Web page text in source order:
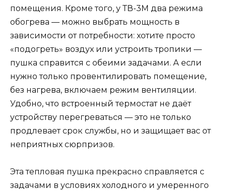
помещения. Кроме того, у ТВ-3М два режима
обогрева — можно выбрать мощность в
зависимости от потребности: хотите просто
«подогреть» воздух или устроить тропики —
пушка справится с обеими задачами. А если
нужно только провентилировать помещение,
без нагрева, включаем режим вентиляции.
Удобно, что встроенный термостат не даёт
устройству перегреваться — это не только
продлевает срок службы, но и защищает вас от
неприятных сюрпризов.
Эта тепловая пушка прекрасно справляется с
задачами в условиях холодного и умеренного